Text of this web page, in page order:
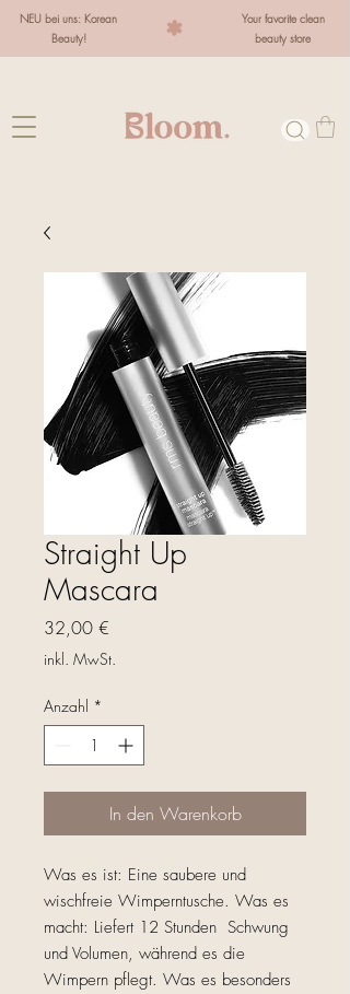
NEU bei uns: Korean
Beauty!
Your favorite clean
beauty store
Straight Up
Mascara
32,00 €
inkl. MwSt.
Anzahl *
In den Warenkorb
Was es ist: Eine saubere und
wischfreie Wimperntusche. Was es
macht: Liefert 12 Stunden Schwung
und Volumen, während es die
Wimpern pflegt. Was es besonders